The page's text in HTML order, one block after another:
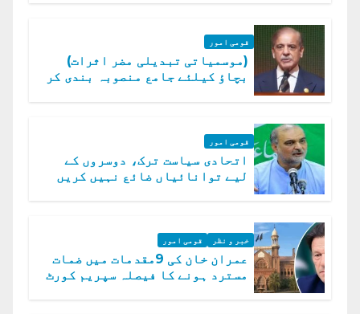
قومی امور
(موسمیاتی تبدیلی مضر اثرات)
بچاؤ کیلئے جامع منصوبہ بندی کر
قومی امور
اتحادی سیاست ترک، دوسروں کے
لیے توانائیاں ضائع نہیں کریں
خبر و نظر قومی امور
عمران خان کی 9مقدمات میں ضمات
مسترد ہونے کا فیصلہ سپریم کورٹ